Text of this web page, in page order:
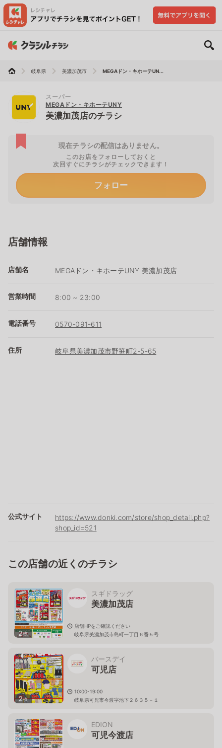
岐阜県 美濃加茂市 MEGAドン・キホーテUN...
スーパー
MEGAドン・キホーテUNY
美濃加茂店のチラシ
現在チラシの配信はありません。
このお店をフォローしておくと
次回すぐにチラシがチェックできます！
フォロー
店舗情報
店舗名 MEGAドン・キホーテUNY 美濃加茂店
営業時間 8:00 ~ 23:00
電話番号 0570-091-611
住所 岐阜県美濃加茂市野笹町2-5-65
公式サイト
https://www.donki.com/store/shop_detail.php?
shop_id=521
この店舗の近くのチラシ
2枚
スギドラッグ
美濃加茂店
店舗HPをご確認ください
岐阜県美濃加茂市島町一丁目６番５号
2枚
バースデイ
可児店
10:00-19:00
岐阜県可児市今渡字池下２６３５－１
EDION
可児今渡店